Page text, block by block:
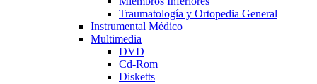
Traumatología y Ortopedia General
Instrumental Médico
Multimedia
DVD
Cd-Rom
Disketts